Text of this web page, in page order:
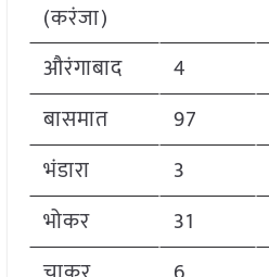
(करंजा)
औरंगाबाद 4
बासमात
97
भंडारा
3
भोकर
31